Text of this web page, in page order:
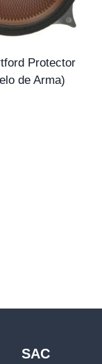
Protector
de Arma)
SAC